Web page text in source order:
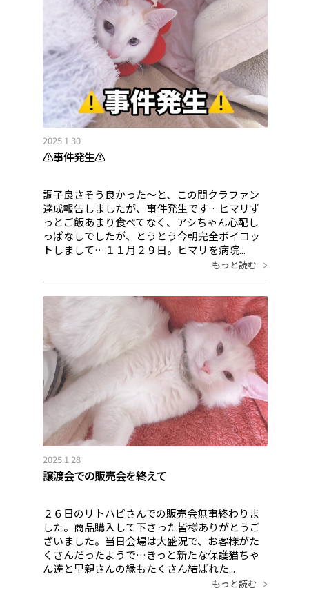
2025.1.30
⚠︎事件発生⚠︎
調子良さそう良かった〜と、この間クラファン
達成報告しましたが、事件発生です…ヒマリず
っとご飯あまり食べてなく、アシちゃん心配し
っぱなしでしたが、とうとう今朝完全ボイコッ
トしまして…１１月２９日。ヒマリを病院...
もっと読む
2025.1.28
譲渡会での販売会を終えて
２６日のリトハピさんでの販売会無事終わりま
した。商品購入して下さった皆様ありがとうご
ざいました。当日会場は大盛況で、お客様がた
くさんだったようで…きっと新たな保護猫ちゃ
ん達と里親さんの縁もたくさん結ばれた...
もっと読む